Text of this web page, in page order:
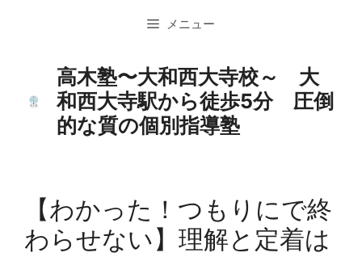
メニュー
高木塾〜大和西大寺校～ 大
和西大寺駅から徒歩5分 圧倒
的な質の個別指導塾
【わかった！つもりにで終
わらせない】理解と定着は